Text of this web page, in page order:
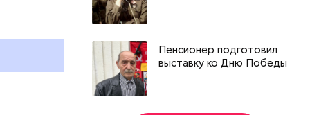
День сидения на
подоконниках: какие
праздники отмечают в России
и мире 2 августа
и мире 6
Пенсионер подготовил
выставку ко Дню Победы